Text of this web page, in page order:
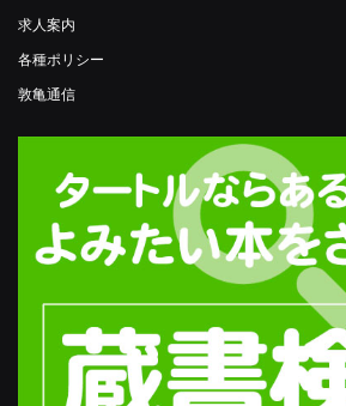
求人案内
各種ポリシー
敦亀通信